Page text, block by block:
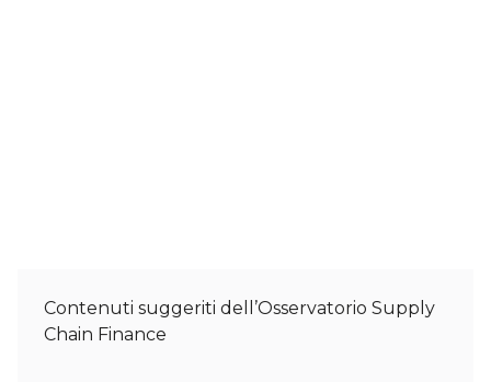
Contenuti suggeriti dell’Osservatorio Supply
Chain Finance